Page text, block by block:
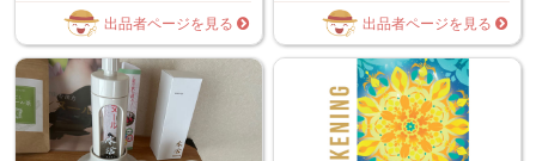
出品者ページを見る 出品者ページを見る